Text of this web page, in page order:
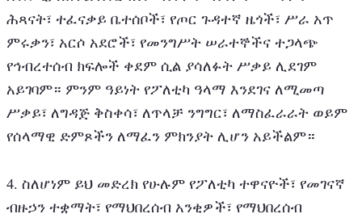
ሕጻናት፣ ተፈናቃይ ቤተሰቦች፣ የጦር ጉዳተኛ ዜጎች፣ ሥራ አጥ
ምሩቃን፣ አርሶ አደሮች፣ የመንግሥት ሠራተኞችና ተጋላጭ
የኅብረተሰብ ክፍሎች ቀደም ሲል ያሳለፉት ሥቃይ ሊደገም
አይገባም። ምንም ዓይነት የፖለቲካ ዓላማ እንደገና ለሚመጣ
ሥቃይ፣ ለግዳጅ ቅስቀሳ፣ ለጥላቻ ንግግር፣ ለማስፈራራት ወይም
የሰላማዊ ድምጾችን ለማፈን ምክንያት ሊሆን አይችልም።
4. ስለሆነም ይህ መድረክ የሁሉም የፖለቲካ ተዋናዮች፣ የመገናኛ
ብዙኃን ተቋማት፣ የማህበረሰብ አንቂዎች፣ የማህበረሰብ